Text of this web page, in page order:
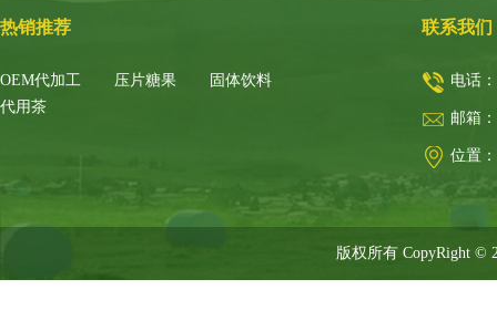
热销推荐
OEM代加工 压片糖果
固体饮料
代用茶
联系我们
电话：
邮箱：
位置：
版权所有 CopyRight